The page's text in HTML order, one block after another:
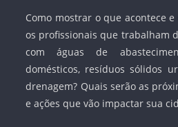
Como mostrar o que acontece
os profissionais que trabalham
com águas de
domésticos, resíduos sólidos
drenagem? Quais serão as
e ações que vão impactar sua